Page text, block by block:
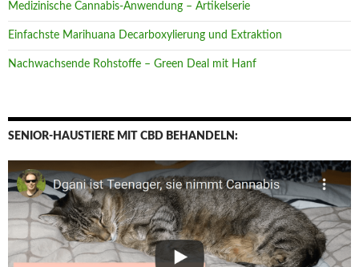
Medizinische Cannabis-Anwendung – Artikelserie
Einfachste Marihuana Decarboxylierung und Extraktion
Nachwachsende Rohstoffe – Green Deal mit Hanf
SENIOR-HAUSTIERE MIT CBD BEHANDELN: